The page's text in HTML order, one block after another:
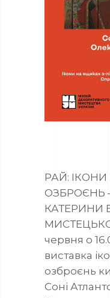
РАЙ:
ОЗБРОЄНЬ
КАТЕРИНИ
червня о
виставка
озброєнь
Соні